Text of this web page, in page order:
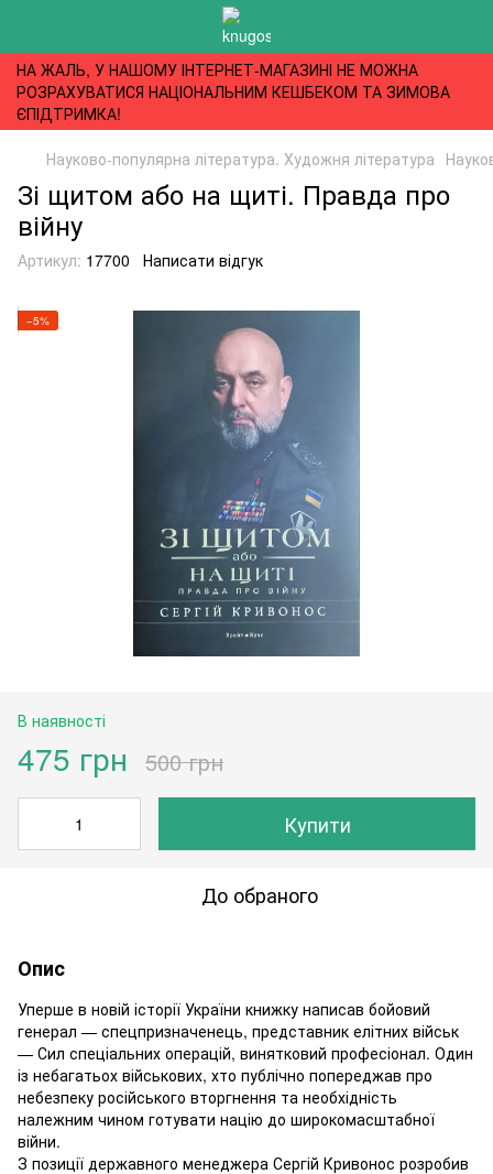
НА ЖАЛЬ, У НАШОМУ ІНТЕРНЕТ-МАГАЗИНІ НЕ МОЖНА
РОЗРАХУВАТИСЯ НАЦІОНАЛЬНИМ КЕШБЕКОМ ТА ЗИМОВА
ЄПІДТРИМКА!
Науково-популярна література. Художня література
Зі щитом або на щиті. Правда про
війну
Артикул: 17700 Написати відгук
−5%
В наявності
475 грн 500 грн
Купити
До обраного
Опис
Уперше в новій історії України книжку написав бойовий
генерал — спецпризначенець, представник елітних військ
— Сил спеціальних операцій, винятковий професіонал. Один
із небагатьох військових, хто публічно попереджав про
небезпеку російського вторгнення та необхідність
належним чином готувати націю до широкомасштабної
війни.
З позиції державного менеджера Сергій Кривонос розробив